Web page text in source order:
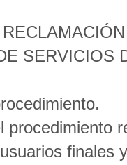
SERVICIOS
procedimiento
finales